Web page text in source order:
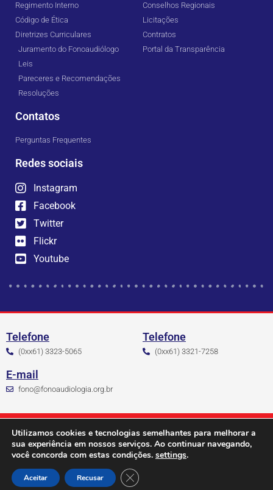
Regimento Interno
Código de Ética
Diretrizes Curriculares
Juramento do Fonoaudiólogo
Leis
Pareceres e Recomendações
Resoluções
Conselhos Regionais
Licitações
Contratos
Portal da Transparência
Contatos
Perguntas Frequentes
Redes sociais
Instagram
Facebook
Twitter
Flickr
Youtube
Telefone
(0xx61) 3323-5065
Telefone
(0xx61) 3321-7258
E-mail
fono@fonoaudiologia.org.br
© Conselho Federal de Fonoaudiologia - CNPJ: 00.697.722/0001-47
SHN Quadra 2, Bloco F, Ed. Executive Office Tower, Salas 901/911 Brasília, Asa Norte 70702-
906
Desenvolvido por
Utilizamos cookies e tecnologias semelhantes para melhorar a
sua experiência em nossos serviços. Ao continuar navegando,
você concorda com estas condições. settings.
Aceitar Recusar Close GDPR Cookie Banner